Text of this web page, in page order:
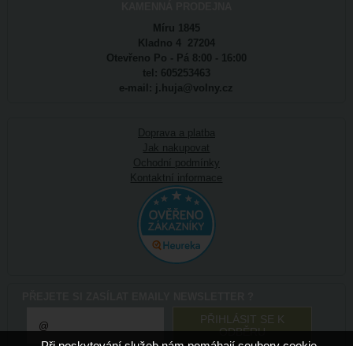
Míru 1845
Kladno 4 27204
Otevřeno Po - Pá 8:00 - 16:00
tel: 605253463
e-mail: j.huja@volny.cz
Doprava a platba
Jak nakupovat
Ochodní podmínky
Kontaktní informace